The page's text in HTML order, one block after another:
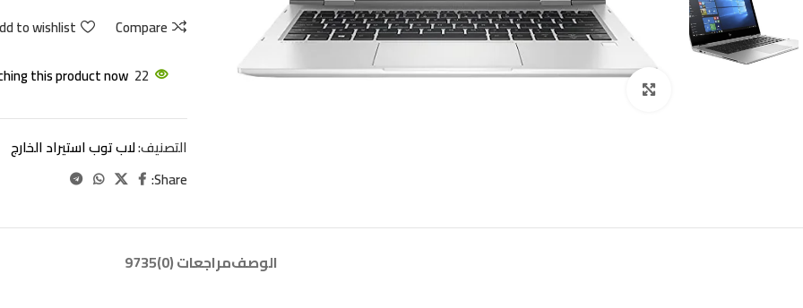
Compare
to wishlist
22
this product now!
التصنيف:لاب توب استيراد الخارج
Share:
الوصفمراجعات (0) 9735